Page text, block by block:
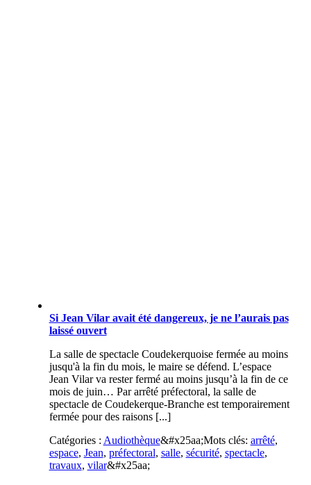
Si Jean Vilar avait été dangereux, je ne l’aurais pas
laissé ouvert
La salle de spectacle Coudekerquoise fermée au moins
jusqu'à la fin du mois, le maire se défend. L’espace
Jean Vilar va rester fermé au moins jusqu’à la fin de ce
mois de juin… Par arrêté préfectoral, la salle de
spectacle de Coudekerque-Branche est temporairement
fermée pour des raisons [...]
Catégories : Audiothèque&#x25aa;Mots clés: arrêté,
espace, Jean, préfectoral, salle, sécurité, spectacle,
travaux, vilar&#x25aa;